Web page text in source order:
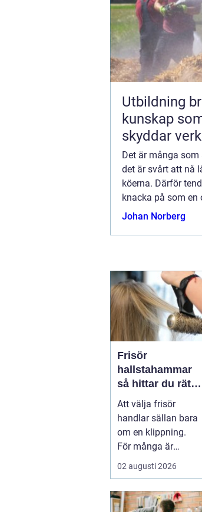
Utbildning
kunskap
skyddar
Det är många
det är svårt att nå
köerna. Därför
knacka på som en
inr...
Johan Norberg
Frisör
hallstahammar
så hittar du rätt
salong för stil,
kvalitet och
känsla
Att välja frisör
handlar sällan bara
om en klippning.
För många är
besöket en paus i
02 augusti 2026